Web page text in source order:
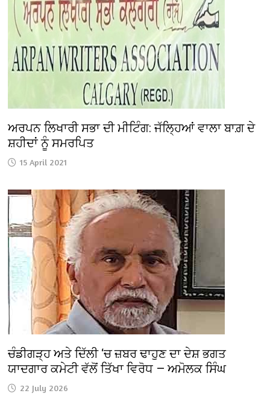
ਅਰਪਨ ਲਿਖਾਰੀ ਸਭਾ ਦੀ ਮੀਟਿੰਗ: ਜੱਲ੍ਹਿਆਂ ਵਾਲਾ ਬਾਗ਼ ਦੇ
ਸ਼ਹੀਦਾਂ ਨੂੰ ਸਮਰਪਿਤ
15 April 2021
ਚੰਡੀਗੜ੍ਹ ਅਤੇ ਦਿੱਲੀ ‘ਚ ਜ਼ਬਰ ਢਾਹੁਣ ਦਾ ਦੇਸ਼ ਭਗਤ
ਯਾਦਗਾਰ ਕਮੇਟੀ ਵੱਲੋਂ ਤਿੱਖਾ ਵਿਰੋਧ — ਅਮੋਲਕ ਸਿੰਘ
22 July 2026